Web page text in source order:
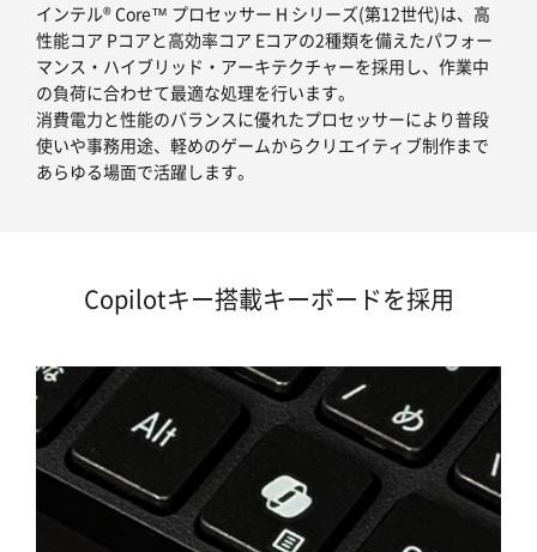
インテル® Core™ プロセッサー H シリーズ(第12世代)は、高
性能コア Pコアと高効率コア Eコアの2種類を備えたパフォー
マンス・ハイブリッド・アーキテクチャーを採用し、作業中
の負荷に合わせて最適な処理を行います。
消費電力と性能のバランスに優れたプロセッサーにより普段
使いや事務用途、軽めのゲームからクリエイティブ制作まで
あらゆる場面で活躍します。
Copilotキー搭載キーボードを採用